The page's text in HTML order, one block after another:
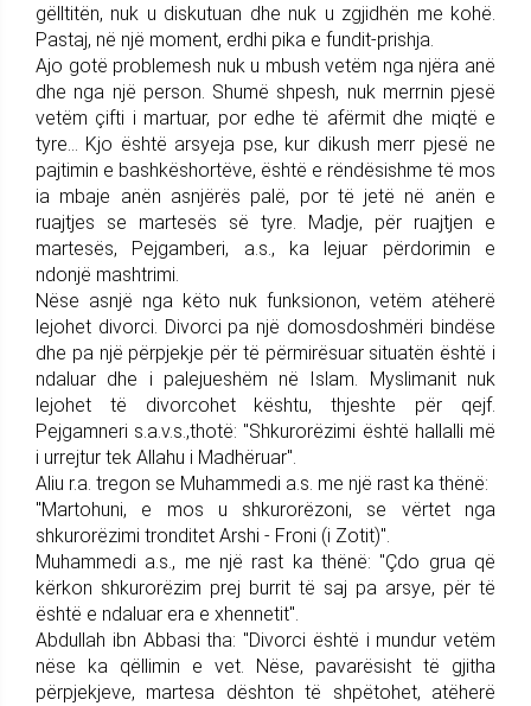
gëlltitën, nuk u diskutuan dhe nuk u zgjidhën me kohë.
Pastaj, në një moment, erdhi pika e fundit-prishja.
Ajo gotë problemesh nuk u mbush vetëm nga njëra anë
dhe nga një person. Shumë shpesh, nuk merrnin pjesë
vetëm çifti i martuar, por edhe të afërmit dhe miqtë e
tyre... Kjo është arsyeja pse, kur dikush merr pjesë ne
pajtimin e bashkëshortëve, është e rëndësishme të mos
ia mbaje anën asnjërës palë, por të jetë në anën e
ruajtjes se martesës së tyre. Madje, për ruajtjen e
martesës, Pejgamberi, a.s., ka lejuar përdorimin e
ndonjë mashtrimi.
Nëse asnjë nga këto nuk funksionon, vetëm atëherë
lejohet divorci. Divorci pa një domosdoshmëri bindëse
dhe pa një përpjekje për të përmirësuar situatën është i
ndaluar dhe i palejueshëm në Islam. Myslimanit nuk
lejohet të divorcohet kështu, thjeshte për qejf.
Pejgamneri s.a.v.s.,thotë: "Shkurorëzimi është hallalli më
i urrejtur tek Allahu i Madhëruar".
Aliu r.a. tregon se Muhammedi a.s. me një rast ka thënë:
"Martohuni, e mos u shkurorëzoni, se vërtet nga
shkurorëzimi tronditet Arshi - Froni (i Zotit)".
Muhammedi a.s., me një rast ka thënë: "Çdo grua që
kërkon shkurorëzim prej burrit të saj pa arsye, për të
është e ndaluar era e xhennetit".
Abdullah ibn Abbasi tha: "Divorci është i mundur vetëm
nëse ka qëllimin e vet. Nëse, pavarësisht të gjitha
përpjekjeve, martesa dështon të shpëtohet, atëherë